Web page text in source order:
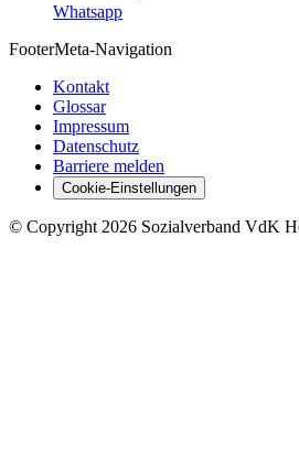
Whatsapp
FooterMeta-Navigation
Kontakt
Glossar
Impressum
Datenschutz
Barriere melden
Cookie-Einstellungen
© Copyright 2026 Sozialverband VdK